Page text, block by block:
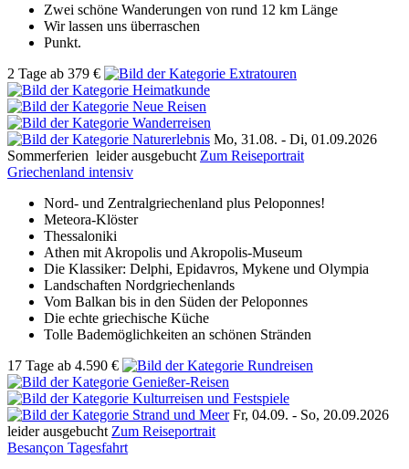
Zwei schöne Wanderungen von rund 12 km Länge
Wir lassen uns überraschen
Punkt.
2 Tage ab 379 €
Mo, 31.08. - Di, 01.09.2026
Sommerferien leider ausgebucht Zum Reiseportrait
Griechenland intensiv
Nord- und Zentralgriechenland plus Peloponnes!
Meteora-Klöster
Thessaloniki
Athen mit Akropolis und Akropolis-Museum
Die Klassiker: Delphi, Epidavros, Mykene und Olympia
Landschaften Nordgriechenlands
Vom Balkan bis in den Süden der Peloponnes
Die echte griechische Küche
Tolle Bademöglichkeiten an schönen Stränden
17 Tage ab 4.590 €
Fr, 04.09. - So, 20.09.2026
leider ausgebucht Zum Reiseportrait
Besançon Tagesfahrt